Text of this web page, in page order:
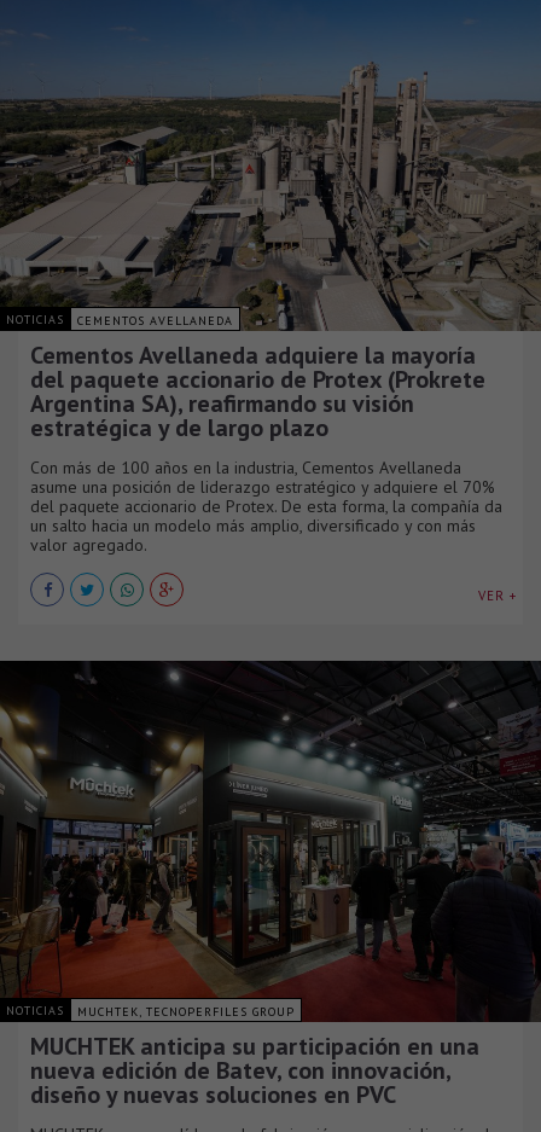
NOTICIAS CEMENTOS AVELLANEDA
Cementos Avellaneda adquiere la mayoría
del paquete accionario de Protex (Prokrete
Argentina SA), reafirmando su visión
estratégica y de largo plazo
Con más de 100 años en la industria, Cementos Avellaneda
asume una posición de liderazgo estratégico y adquiere el 70%
del paquete accionario de Protex. De esta forma, la compañía da
un salto hacia un modelo más amplio, diversificado y con más
valor agregado.
VER +
NOTICIAS MUCHTEK, TECNOPERFILES GROUP
MUCHTEK anticipa su participación en una
nueva edición de Batev, con innovación,
diseño y nuevas soluciones en PVC